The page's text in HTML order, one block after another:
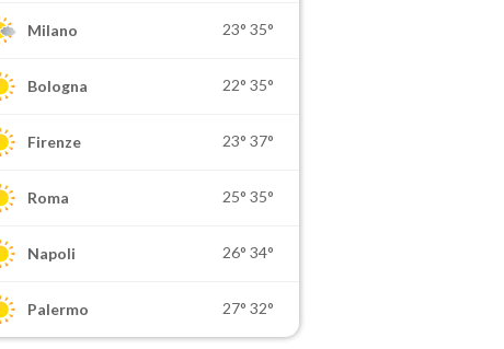
Milano 23° 35°
Bologna 22° 35°
Firenze 23° 37°
Roma 25° 35°
Napoli 26° 34°
Palermo 27° 32°